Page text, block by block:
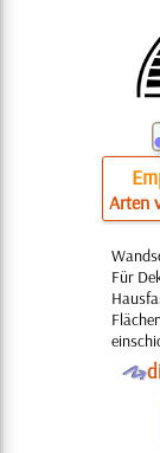
Arten
Für
O